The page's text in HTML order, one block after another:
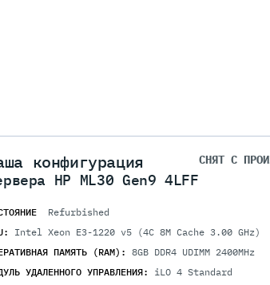
СНЯТ С
конфигурация
HP ML30 Gen9 4LFF
Refurbished
Intel Xeon E3-1220 v5 (4C 8M Cache 3.00 GHz)
ПАМЯТЬ (RAM):
8GB DDR4 UDIMM 2400MHz
УДАЛЕННОГО УПРАВЛЕНИЯ:
iLO 4 Standard